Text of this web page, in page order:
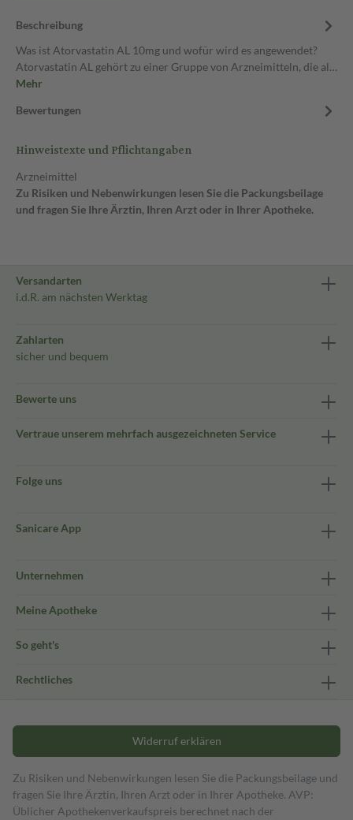
Beschreibung
Was ist Atorvastatin AL 10mg und wofür wird es angewendet?
Atorvastatin AL gehört zu einer Gruppe von Arzneimitteln, die al…
Mehr
Bewertungen
Hinweistexte und Pflichtangaben
Arzneimittel
Zu Risiken und Nebenwirkungen lesen Sie die Packungsbeilage
und fragen Sie Ihre Ärztin, Ihren Arzt oder in Ihrer Apotheke.
Versandarten
i.d.R. am nächsten Werktag
Zahlarten
sicher und bequem
Bewerte uns
Vertraue unserem mehrfach ausgezeichneten Service
Folge uns
Sanicare App
Unternehmen
Meine Apotheke
So geht's
Rechtliches
Widerruf erklären
Zu Risiken und Nebenwirkungen lesen Sie die Packungsbeilage und
fragen Sie Ihre Ärztin, Ihren Arzt oder in Ihrer Apotheke. AVP:
Üblicher Apothekenverkaufspreis berechnet nach der